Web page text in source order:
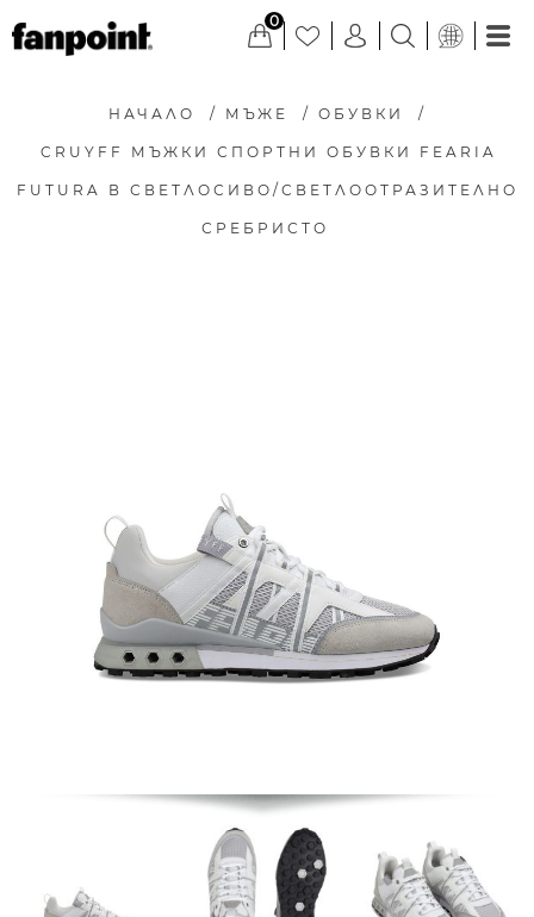
0
НАЧАЛО / МЪЖЕ / ОБУВКИ /
CRUYFF МЪЖКИ СПОРТНИ ОБУВКИ FEARIA
FUTURA В СВЕТЛОСИВО/СВЕТЛООТРАЗИТЕЛНО
СРЕБРИСТО